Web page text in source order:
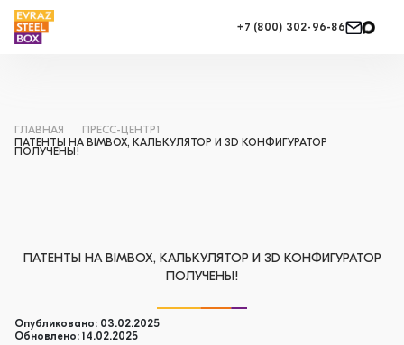
+7 (800) 302-96-86
ГЛАВНАЯ
ПРЕСС-ЦЕНТР1
ПАТЕНТЫ НА BIMBOX, КАЛЬКУЛЯТОР И 3D КОНФИГУРАТОР
ПОЛУЧЕНЫ!
ПАТЕНТЫ НА BIMBOX, КАЛЬКУЛЯТОР И 3D КОНФИГУРАТОР
ПОЛУЧЕНЫ!
Опубликовано: 03.02.2025
Обновлено: 14.02.2025